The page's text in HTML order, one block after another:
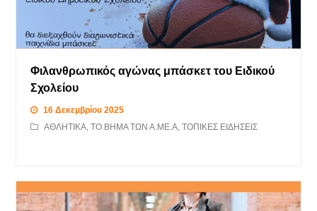
Φιλανθρωπικός αγώνας μπάσκετ του Ειδικού
Σχολείου
16 Δεκεμβρίου 2025
ΑΘΛΗΤΙΚΑ,ΤΟ ΒΗΜΑ ΤΩΝ Α.ΜΕ.Α,ΤΟΠΙΚΕΣ ΕΙΔΗΣΕΙΣ